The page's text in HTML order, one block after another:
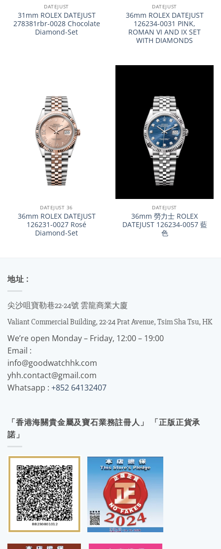
DATEJUST
31mm ROLEX DATEJUST
278381rbr-0028 Chocolate
Diamond-Set
DATEJUST
36mm ROLEX DATEJUST
126234-0031 PINK,
ROMAN VI AND IX SET
WITH DIAMONDS
DATEJUST 36
36mm ROLEX DATEJUST
126231-0027 Rosé
Diamond-Set
DATEJUST
36mm 勞力士 ROLEX
DATEJUST 126234-0057 藍
色
地址 :
尖沙咀寶勒巷22-24號 雲龍商業大廈
Valiant Commercial Building, 22-24 Prat Avenue, Tsim Sha Tsu, HK
We’re open Monday – Friday, 12:00 – 19:00
Email :
info@goodwatchhk.com
yhh.contact@gmail.com
Whatsapp : +852 64132407
「香港海關貴金屬及寶石業務註冊人」 「正版正貨承
諾」